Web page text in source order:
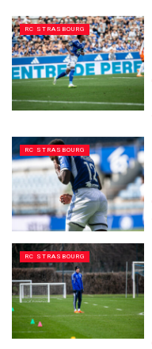
RC STRASBOURG
RC STRASBOURG
RC STRASBOURG